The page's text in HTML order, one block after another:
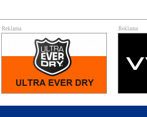
Reklama Reklama